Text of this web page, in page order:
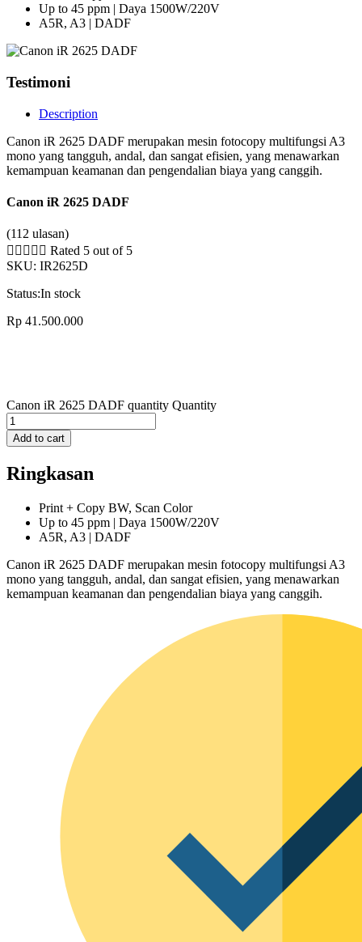
Up to 45 ppm | Daya 1500W/220V
A5R, A3 | DADF
Testimoni
Description
Canon iR 2625 DADF merupakan mesin fotocopy multifungsi A3
mono yang tangguh, andal, dan sangat efisien, yang menawarkan
kemampuan keamanan dan pengendalian biaya yang canggih.
Canon iR 2625 DADF
(112 ulasan)
     Rated 5 out of 5
SKU: IR2625D
Status:In stock
Rp 41.500.000
Canon iR 2625 DADF quantity Quantity
Add to cart
Ringkasan
Print + Copy BW, Scan Color
Up to 45 ppm | Daya 1500W/220V
A5R, A3 | DADF
Canon iR 2625 DADF merupakan mesin fotocopy multifungsi A3
mono yang tangguh, andal, dan sangat efisien, yang menawarkan
kemampuan keamanan dan pengendalian biaya yang canggih.